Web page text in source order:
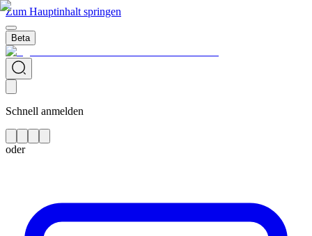
Zum Hauptinhalt springen
Beta
Schnell anmelden
oder